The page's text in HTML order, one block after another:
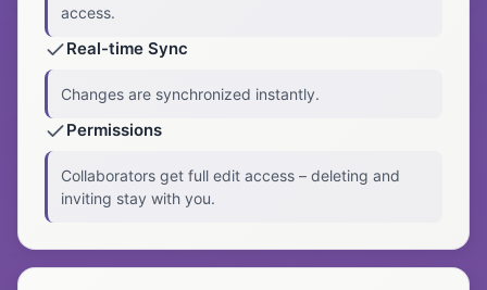
access.
Real-time Sync
Changes are synchronized instantly.
Permissions
Collaborators get full edit access – deleting and
inviting stay with you.